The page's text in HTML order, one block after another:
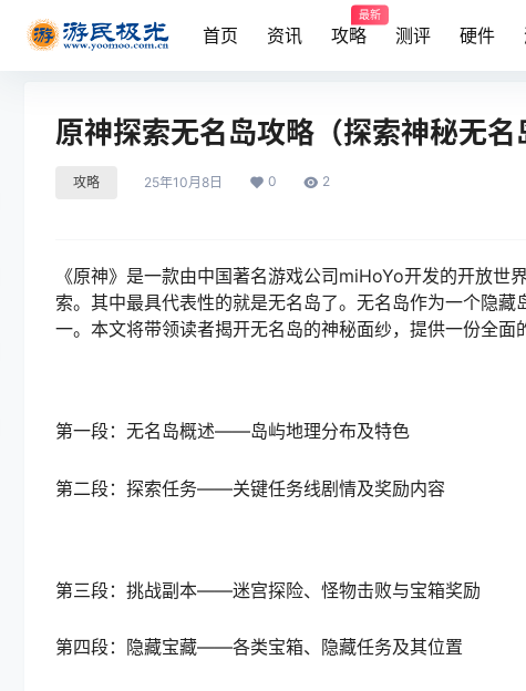
首页 资讯 攻略
最新
测评 硬件
原神探索无名岛攻略（探索神秘无名
攻略 25年10月8日 0 2
《原神》是一款由中国著名游戏公司miHoYo开发的开放
索。其中最具代表性的就是无名岛了。无名岛作为一个隐
一。本文将带领读者揭开无名岛的神秘面纱，提供一份全面
第一段：无名岛概述——岛屿地理分布及特色
第二段：探索任务——关键任务线剧情及奖励内容
第三段：挑战副本——迷宫探险、怪物击败与宝箱奖励
第四段：隐藏宝藏——各类宝箱、隐藏任务及其位置